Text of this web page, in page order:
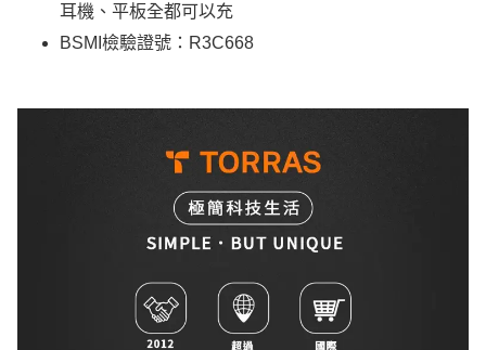
耳機、平板全都可以充
BSMI檢驗證號：R3C668